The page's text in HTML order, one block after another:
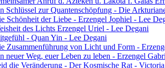
Schlüssel zur Quantenschöpfung - Die
Schönheit der Liebe - Erzengel Jophiel - Lee
des Lichts Erzengel Uriel - Lee Degani
- Quan Yin - Lee Degani
Zusammenführung von Licht und Form -
neuer Weg, euer Leben zu leben - Erzengel
die Veränderung - Der Kosmische Rat -